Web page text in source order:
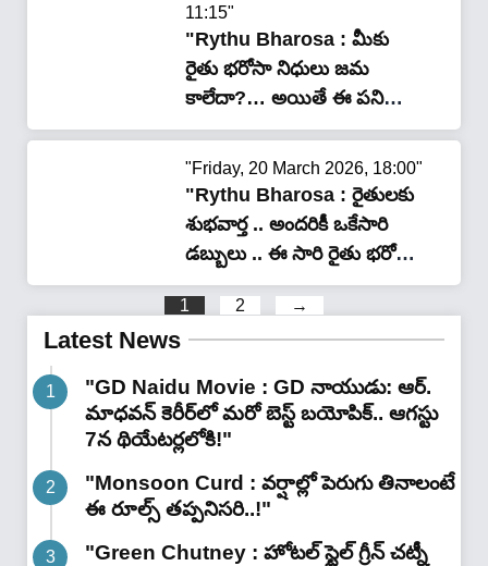
11:15"
"Rythu Bharosa : మీకు
రైతు భరోసా నిధులు జమ
కాలేదా?… అయితే ఈ పని
చేయండి?.. ఏం చేయాలంటే..?"
"Friday, 20 March 2026, 18:00"
"Rythu Bharosa : రైతులకు
శుభవార్త .. అందరికీ ఒకేసారి
డబ్బులు .. ఈ సారి రైతు భరోసా
నిధుల విడుదలలో కొత్త విధానం
..!"
1 2 →
Latest News
"GD Naidu Movie : GD నాయుడు: ఆర్.
మాధవన్‌ కెరీర్‌లో మరో బెస్ట్ బయోపిక్.. ఆగస్టు
7న థియేటర్లలోకి!"
"Monsoon Curd : వర్షాల్లో పెరుగు తినాలంటే
ఈ రూల్స్ తప్పనిసరి..!"
"Green Chutney : హోటల్ స్టైల్ గ్రీన్ చట్నీ